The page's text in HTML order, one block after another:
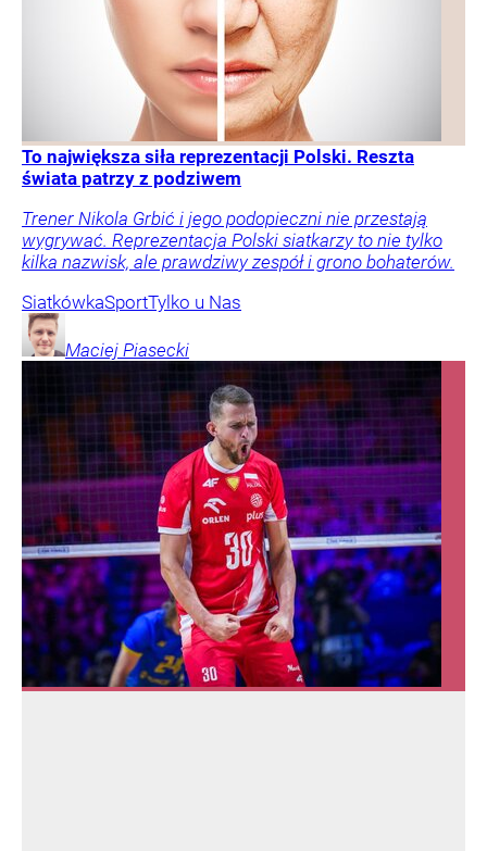
To największa siła reprezentacji Polski. Reszta
świata patrzy z podziwem
Trener Nikola Grbić i jego podopieczni nie przestają
wygrywać. Reprezentacja Polski siatkarzy to nie tylko
kilka nazwisk, ale prawdziwy zespół i grono bohaterów.
SiatkówkaSportTylko u Nas
Maciej Piasecki